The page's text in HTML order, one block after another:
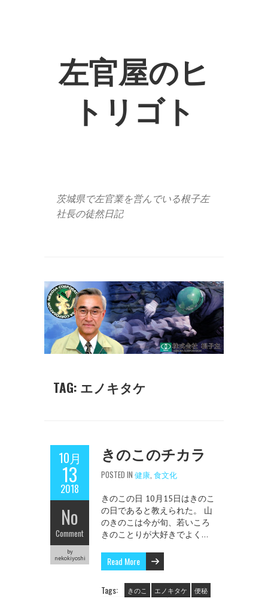
左官屋のヒ
トリゴト
茨城県で左官業を営んでいる根子左
社長の徒然日記
TAG: エノキタケ
10月
13
2018
No
Comment
by
nekokiyoshi
きのこのチカラ
POSTED IN 健康 食文化
きのこの日 10月15日はきのこ
の日であると教えられた。 山
のきのこは今が旬、若いころ
きのことりが大好きでよく…
Read More
Tags: きのこ エノキタケ
便秘